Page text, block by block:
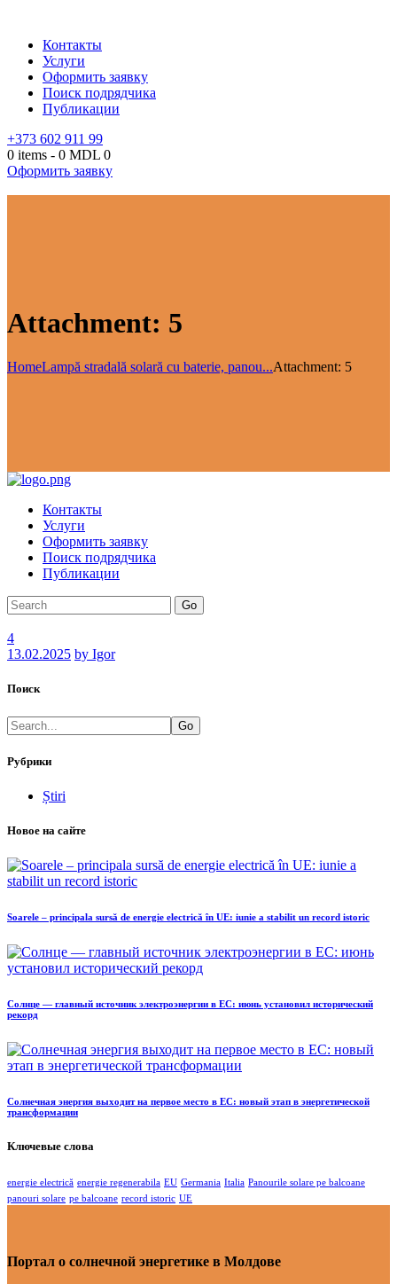
Контакты
Услуги
Оформить заявку
Поиск подрядчика
Публикации
+373 602 911 99
0 items - 0 MDL 0
Оформить заявку
Attachment: 5
HomeLampă stradală solară cu baterie, panou...Attachment: 5
Контакты
Услуги
Оформить заявку
Поиск подрядчика
Публикации
Go
4
13.02.2025 by Igor
Поиск
Go
Рубрики
Știri
Новое на сайте
Soarele – principala sursă de energie electrică în UE: iunie a stabilit un record istoric
Солнце — главный источник электроэнергии в ЕС: июнь установил исторический
рекорд
Солнечная энергия выходит на первое место в ЕС: новый этап в энергетической
трансформации
Ключевые слова
energie electrică energie regenerabila EU Germania Italia Panourile solare pe balcoane
panouri solare pe balcoane record istoric UE
Портал о солнечной энергетике в Молдове